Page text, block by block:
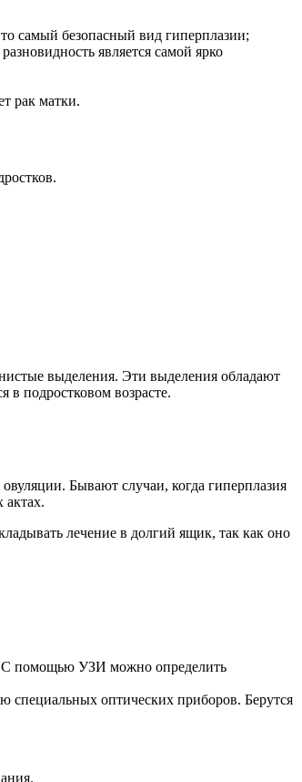
самый безопасный вид гиперплазии;
является самой ярко
рак матки.
выделения. Эти выделения обладают
подростковом возрасте.
Бывают случаи, когда гиперплазия
актах.
лечение в долгий ящик, так как оно
С помощью УЗИ можно определить
специальных оптических приборов. Берутся